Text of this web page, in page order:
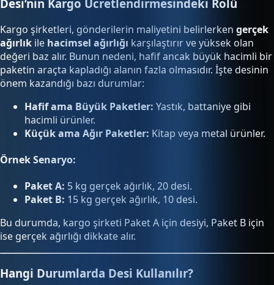
Desi’nin Kargo Ücretlendirmesindeki Rolü
Kargo şirketleri, gönderilerin maliyetini belirlerken gerçek
ağırlık ile hacimsel ağırlığı karşılaştırır ve yüksek olan
değeri baz alır. Bunun nedeni, hafif ancak büyük hacimli bir
paketin araçta kapladığı alanın fazla olmasıdır. İşte desinin
önem kazandığı bazı durumlar:
Hafif ama Büyük Paketler: Yastık, battaniye gibi
hacimli ürünler.
Küçük ama Ağır Paketler: Kitap veya metal ürünler.
Örnek Senaryo:
Paket A: 5 kg gerçek ağırlık, 20 desi.
Paket B: 15 kg gerçek ağırlık, 10 desi.
Bu durumda, kargo şirketi Paket A için desiyi, Paket B için
ise gerçek ağırlığı dikkate alır.
Hangi Durumlarda Desi Kullanılır?